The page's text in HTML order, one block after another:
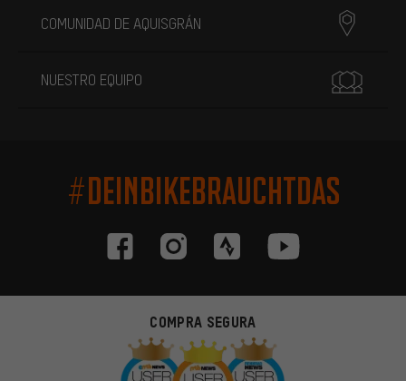
COMUNIDAD DE AQUISGRÁN
NUESTRO EQUIPO
#DEINBIKEBRAUCHTDAS
COMPRA SEGURA